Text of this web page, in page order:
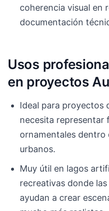
coherencia visual en
documentación
Usos
en proyectos
Ideal para proyectos
necesita representar
ornamentales dentro
urbanos.
Muy útil en lagos
recreativas donde
ayudan a crear